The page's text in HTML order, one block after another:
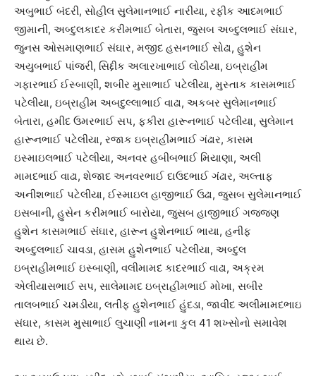
અબુભાઈ બંદરી, સોહીલ સુલેમાનભાઈ નારીયા, રફીક આદમભાઈ
જીમાની, અબ્દુલકાદર કરીમભાઈ બેતારા, જુસબ અબ્દુલભાઈ સંઘાર,
જુનસ ઓસમાણભાઈ સંઘાર, મજીદ હસનભાઈ સોઢા, હુશેન
અયુબભાઈ પાંજરી, સિદ્દીક અલારખાભાઈ લોઠીયા, ઇબ્રાહીમ
ગફારભાઈ ઈસ્બાણી, શબીર મુસાભાઈ પટેલીયા, મુસ્તાક કાસમભાઈ
પટેલીયા, ઇબ્રાહીમ અબદુલ્લાભાઈ વાઢા, અકબર સુલેમાનભાઈ
બેતારા, હમીદ ઉમરભાઈ સપ, ફકીરા હારૂનભાઈ પટેલીયા, સુલેમાન
હારૂનભાઈ પટેલીયા, રજાક ઇબ્રાહીમભાઈ ગંઢાર, કાસમ
ઇસ્માઇલભાઈ પટેલીયા, અનવર હબીબભાઈ મિયાણા, અલી
મામદભાઈ વાઢા, શેજાદ અનવરભાઈ દાઉદભાઈ ગંઢાર, અલ્તાફ
અનીશભાઈ પટેલીયા, ઈસ્માઇલ હાજીભાઈ ઉઢા, જુસબ સુલેમાનભાઈ
ઇસબાની, હુસેન કરીમભાઈ બારોયા, જુસબ હાજીભાઈ ગજ્જણ
હુશેન કાસમભાઈ સંઘાર, હારૂન હુશેનભાઈ ભાયા, હનીફ
અબ્દુલભાઈ ચાવડા, હાસમ હુશેનભાઈ પટેલીયા, અબ્દુલ
ઇબ્રાહીમભાઈ ઇસ્બાણી, વલીમામદ કાદરભાઈ વાઢા, અક્રમ
એલીયાસભાઈ સપ, સાલેમામદ ઇબ્રાહીમભાઈ મોખા, સબીર
તાલબભાઈ ચમડીયા, લતીફ હુશેનભાઈ હુંદડા, જાવીદ અલીમામદભાઇ
સંઘાર, કાસમ મુસાભાઈ લુચાણી નામના કુલ 41 શખ્સોનો સમાવેશ
થાય છે.